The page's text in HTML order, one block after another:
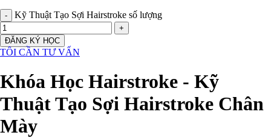
Kỹ Thuật Tạo Sợi Hairstroke số lượng
ĐĂNG KÝ HỌC
TÔI CẦN TƯ VẤN
Khóa Học Hairstroke - Kỹ
Thuật Tạo Sợi Hairstroke Chân
Mày